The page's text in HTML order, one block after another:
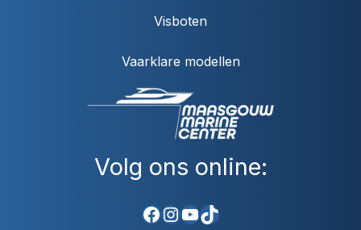
Volg ons online:
Facebook
Instagram
YouTube
TikTok
Visboten
Vaarklare modellen